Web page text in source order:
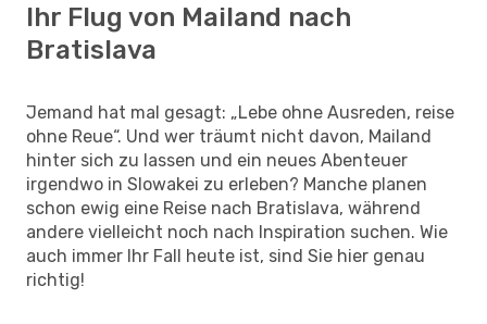
Ihr Flug von Mailand nach
Bratislava
Jemand hat mal gesagt: „Lebe ohne Ausreden, reise
ohne Reue“. Und wer träumt nicht davon, Mailand
hinter sich zu lassen und ein neues Abenteuer
irgendwo in Slowakei zu erleben? Manche planen
schon ewig eine Reise nach Bratislava, während
andere vielleicht noch nach Inspiration suchen. Wie
auch immer Ihr Fall heute ist, sind Sie hier genau
richtig!